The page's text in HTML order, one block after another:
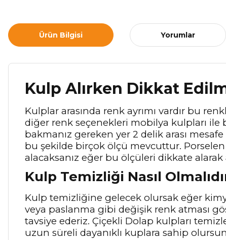
Ürün Bilgisi Yorumlar
Kulp Alırken Dikkat
Kulplar arasında renk ayrımı vardır bu
diğer renk seçenekleri mobilya kulpları ile
bakmanız gereken yer 2 delik arası
bu şekilde birçok ölçü mevcuttur.
alacaksanız eğer bu ölçüleri dikkate alarak
Kulp Temizliği Nasıl
Kulp temizliğine gelecek olursak eğer
veya paslanma gibi değişik renk atması
tavsiye ederiz. Çiçekli Dolap kulpları
uzun süreli dayanıklı kuplara sahip